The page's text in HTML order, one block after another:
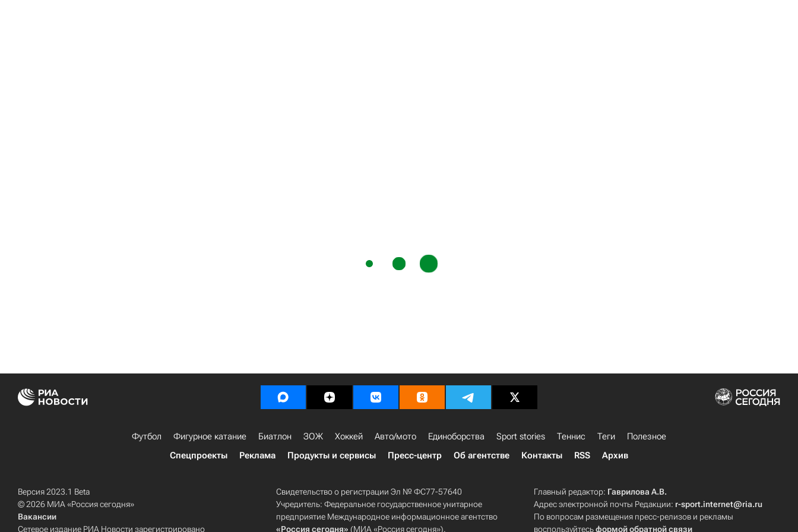
Футбол Фигурное катание Биатлон ЗОЖ Хоккей Авто/мото Единоборства Sport stories Теннис Теги
Полезное
Спецпроекты
Реклама Продукты и сервисы Пресс-центр Об агентстве Контакты RSS Архив
Версия 2023.1 Beta
© 2026 МИА «Россия сегодня»
Вакансии
Сетевое издание РИА Новости зарегистрировано
Свидетельство о регистрации Эл № ФС77-57640
Учредитель: Федеральное государственное унитарное
предприятие Международное информационное агентство
«Россия сегодня» (МИА «Россия сегодня»).
Главный редактор: Гаврилова А.В.
Адрес электронной почты Редакции: r-sport.internet@ria.ru
По вопросам размещения пресс-релизов и рекламы
воспользуйтесьформой обратной связи